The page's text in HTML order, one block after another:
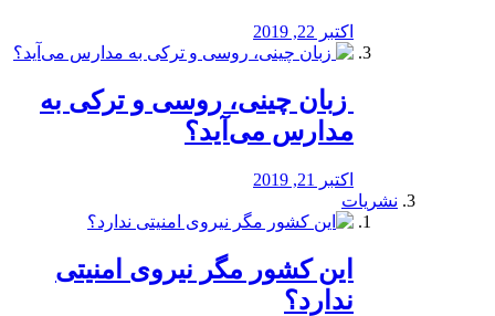
اکتبر 22, 2019
️ زبان چینی، روسی و ترکی به
مدارس می‌آید؟
اکتبر 21, 2019
نشریات
این کشور مگر نیروی امنیتی
ندارد؟